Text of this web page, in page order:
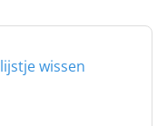
lijstje wissen